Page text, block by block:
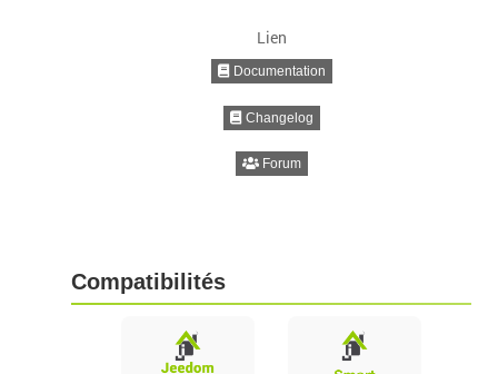
Lien
Documentation
Changelog
Forum
Compatibilités